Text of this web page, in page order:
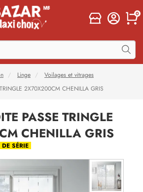
0
Linge
Voilages et vitrages
2X70X200CM CHENILLA GRIS
PASSE TRINGLE
CHENILLA GRIS
SÉRIE